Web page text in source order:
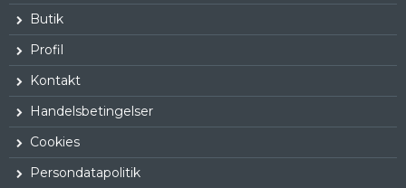
Butik
Profil
Kontakt
Handelsbetingelser
Cookies
Persondatapolitik